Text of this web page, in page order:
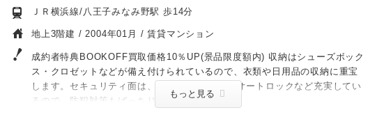
ＪＲ横浜線/八王子みなみ野駅 歩14分
地上3階建 /2004年01月 / 賃貸マンション
成約者特典BOOKOFF買取価格10％UP(景品限度額内) 収納はシューズボック
ス・クロゼットなどが備え付けられているので、衣類や日用品の収納に重宝
します。セキュリティ面は、TVインターホン・オートロックなど充実してい
るので、防犯対策もばっちりです。
もっと見る